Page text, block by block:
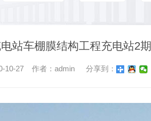
蒲城润亿新材料车棚膜结构工程
站车棚膜结构工程充电站2期
10-27 作者：admin 分享到：